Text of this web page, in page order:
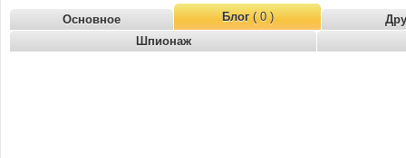
Основное Блог( 0 )
Шпионаж